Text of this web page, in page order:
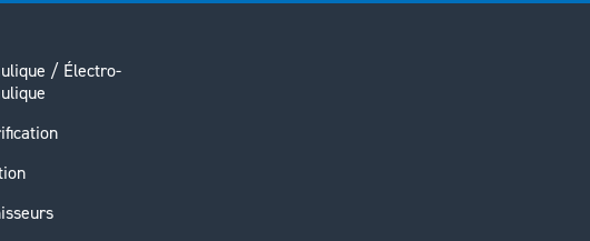
/ Électro-